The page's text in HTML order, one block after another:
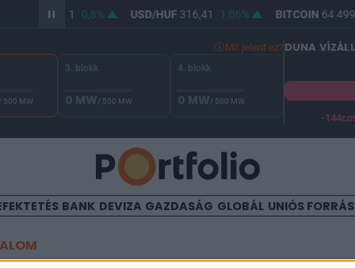
364,61 0,8% USD/HUF 316,41 1,06% BITCOIN64
Mit jelent ez?
/ 500 MW
3. blokk
0 MW/ 500 MW
4. blokk
0 MW/ 500 MW
DUNA
-144cm
BANK DEVIZA GAZDASÁG GLOBÁL UNIÓS